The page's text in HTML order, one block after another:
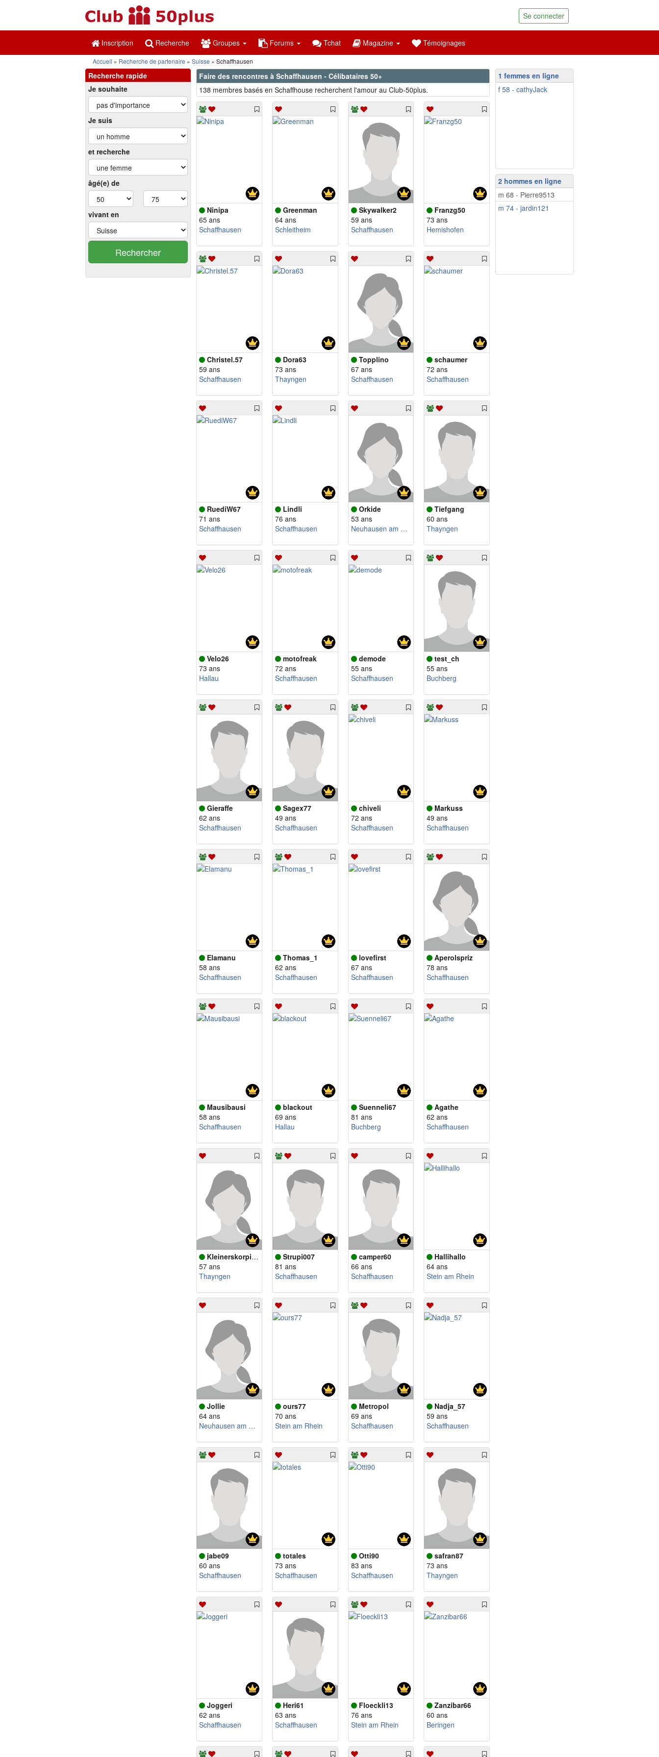
Se connecter
Inscription Recherche Groupes Forums Tchat Magazine Témoignages
Accueil Recherche de partenaire Suisse Schaffhausen
Recherche rapide
Je souhaite
Je suis
et recherche
âgé(e) de
vivant en
Rechercher
Faire des rencontres à Schaffhausen - Célibataires 50+
138 membres basés en Schaffhouse recherchent l'amour au Club-50plus.
Ninipa
65 ans
Schaffhausen
Greenman
64 ans
Schleitheim
Skywalker2
59 ans
Schaffhausen
Franzg50
73 ans
Hemishofen
Christel.57
59 ans
Schaffhausen
Dora63
73 ans
Thayngen
Topplino
67 ans
Schaffhausen
schaumer
72 ans
Schaffhausen
RuediW67
71 ans
Schaffhausen
Lindli
76 ans
Schaffhausen
Orkide
53 ans
Neuhausen am Rheinfall
Tiefgang
60 ans
Thayngen
Velo26
73 ans
Hallau
motofreak
72 ans
Schaffhausen
demode
55 ans
Schaffhausen
test_ch
55 ans
Buchberg
Gieraffe
62 ans
Schaffhausen
Sagex77
49 ans
Schaffhausen
chiveli
72 ans
Schaffhausen
Markuss
49 ans
Schaffhausen
Elamanu
58 ans
Schaffhausen
Thomas_1
62 ans
Schaffhausen
lovefirst
67 ans
Schaffhausen
Aperolspriz
78 ans
Schaffhausen
Mausibausi
58 ans
Schaffhausen
blackout
69 ans
Hallau
Suenneli67
81 ans
Buchberg
Agathe
62 ans
Schaffhausen
Kleinerskorpion
57 ans
Thayngen
Strupi007
81 ans
Schaffhausen
camper60
66 ans
Schaffhausen
Hallihallo
64 ans
Stein am Rhein
Jollie
64 ans
Neuhausen am Rheinfall
ours77
70 ans
Stein am Rhein
Metropol
69 ans
Schaffhausen
Nadja_57
59 ans
Schaffhausen
jabe09
60 ans
Schaffhausen
totales
73 ans
Schaffhausen
Otti90
83 ans
Schaffhausen
safran87
73 ans
Thayngen
Joggeri
62 ans
Schaffhausen
Heri61
63 ans
Schaffhausen
Floeckli13
76 ans
Stein am Rhein
Zanzibar66
60 ans
Beringen
1 femmes en ligne
f 58 - cathyJack
2 hommes en ligne
m 68 - Pierre9513
m 74 - jardin121